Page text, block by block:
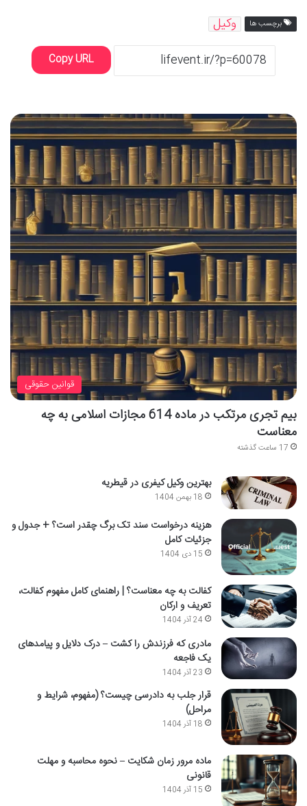
برچسب ها وکیل
Copy URL
قوانین حقوقی
بیم تجری مرتکب در ماده 614 مجازات اسلامی به چه
معناست
17 ساعت گذشته
بهترین وکیل کیفری در قیطریه
18 بهمن 1404
هزینه درخواست سند تک برگ چقدر است؟ + جدول و
جزئیات کامل
15 دی 1404
کفالت به چه معناست؟ | راهنمای کامل مفهوم کفالت،
تعریف و ارکان
24 آذر 1404
مادری که فرزندش را کشت – درک دلایل و پیامدهای
یک فاجعه
23 آذر 1404
قرار جلب به دادرسی چیست؟ (مفهوم، شرایط و
مراحل)
18 آذر 1404
ماده مرور زمان شکایت – نحوه محاسبه و مهلت
قانونی
15 آذر 1404